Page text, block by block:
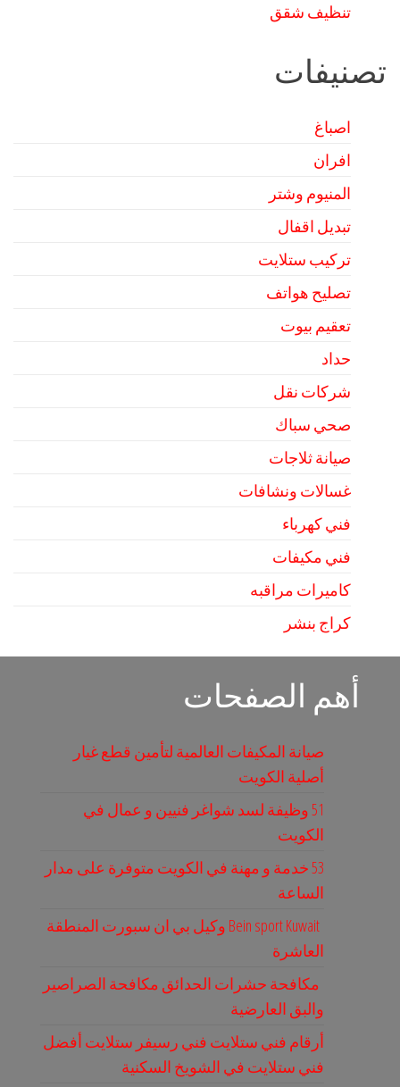
تنظيف شقق
تصنيفات
اصباغ
افران
المنيوم وشتر
تبديل اقفال
تركيب ستلايت
تصليح هواتف
تعقيم بيوت
حداد
شركات نقل
صحي سباك
صيانة ثلاجات
غسالات ونشافات
فني كهرباء
فني مكيفات
كاميرات مراقبه
كراج بنشر
أهم الصفحات
صيانة المكيفات العالمية لتأمين قطع غيار
أصلية الكويت
51 وظيفة لسد شواغر فنيين و عمال في
الكويت
53 خدمة و مهنة في الكويت متوفرة على مدار
الساعة
Bein sport Kuwait وكيل بي ان سبورت المنطقة
العاشرة
مكافحة حشرات الحدائق مكافحة الصراصير
والبق العارضية
أرقام فني ستلايت فني رسيفر ستلايت أفضل
فني ستلايت في الشويخ السكنية